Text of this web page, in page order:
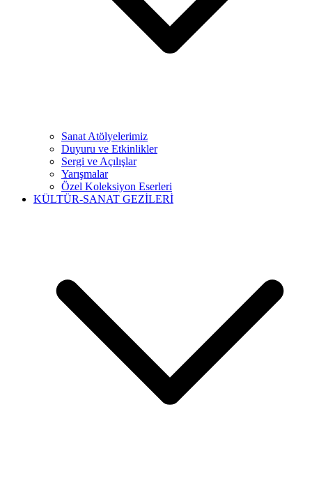
Sanat Atölyelerimiz
Duyuru ve Etkinlikler
Sergi ve Açılışlar
Yarışmalar
Özel Koleksiyon Eserleri
KÜLTÜR-SANAT GEZİLERİ